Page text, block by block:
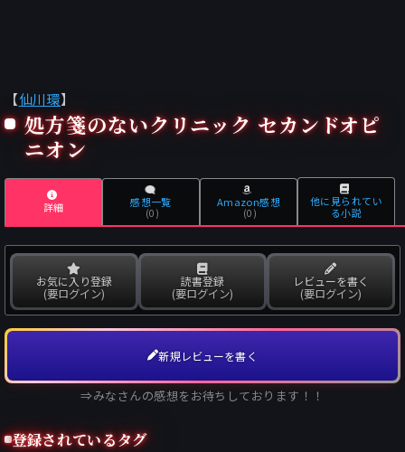
【仙川環】
処方箋のないクリニック セカンドオピ
ニオン
詳細 感想一覧
(0)
Amazon感想
(0)
他に見られてい
る小説
お気に入り登録
(要ログイン)
読書登録
(要ログイン)
レビューを書く
(要ログイン)
新規レビューを書く
⇒みなさんの感想をお待ちしております！！
登録されているタグ